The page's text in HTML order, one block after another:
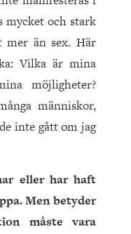
mycket och stark
mer än sex. Här
Vilka är mina
möjligheter?
människor,
inte gått om jag
eller har haft
Men betyder
måste vara